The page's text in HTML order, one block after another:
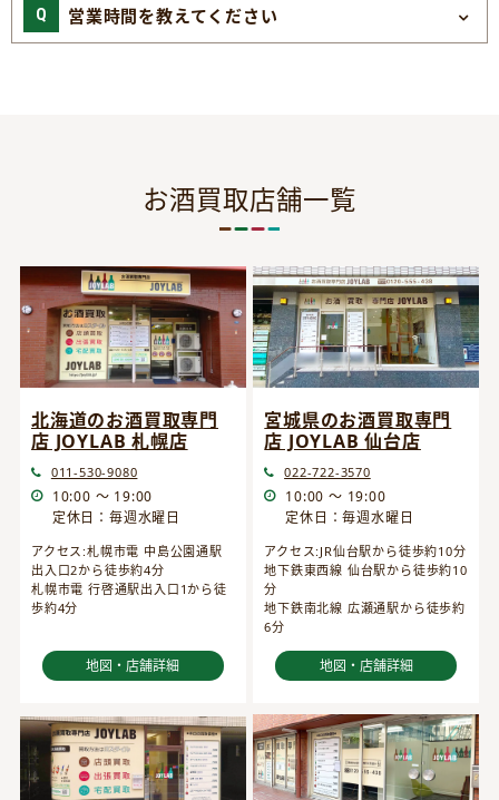
営業時間を教えてください
お酒買取店舗一覧
北海道のお酒買取専門
店 JOYLAB 札幌店
011-530-9080
10:00 ～ 19:00
定休日：毎週水曜日
アクセス:札幌市電 中島公園通駅
出入口2から徒歩約4分
札幌市電 行啓通駅出入口1から徒
歩約4分
地図・店舗詳細
宮城県のお酒買取専門
店 JOYLAB 仙台店
022-722-3570
10:00 ～ 19:00
定休日：毎週水曜日
アクセス:JR仙台駅から徒歩約10分
地下鉄東西線 仙台駅から徒歩約10
分
地下鉄南北線 広瀬通駅から徒歩約
6分
地図・店舗詳細